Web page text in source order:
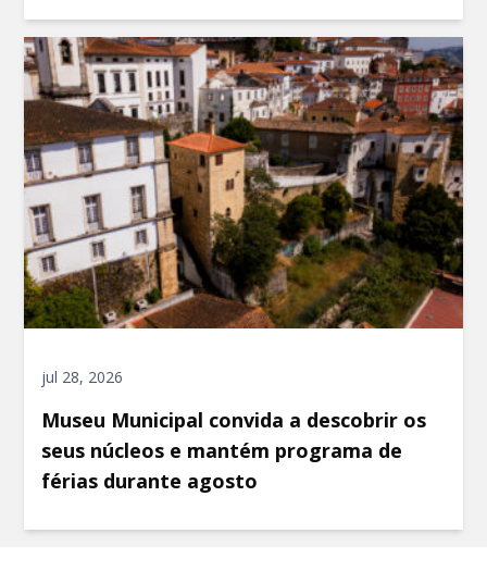
jul 28, 2026
Museu Municipal convida a descobrir os
seus núcleos e mantém programa de
férias durante agosto